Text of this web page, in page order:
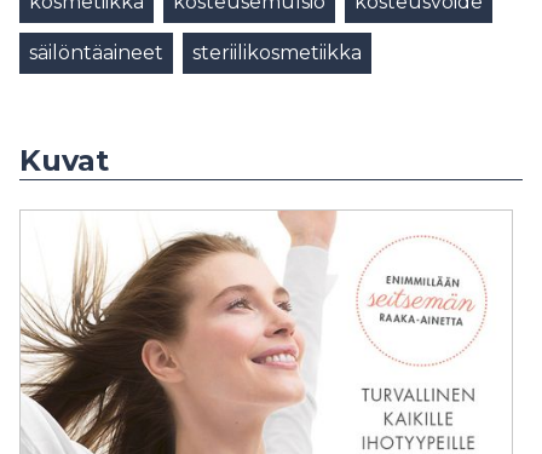
säilöntäaineet steriilikosmetiikka
Kuvat